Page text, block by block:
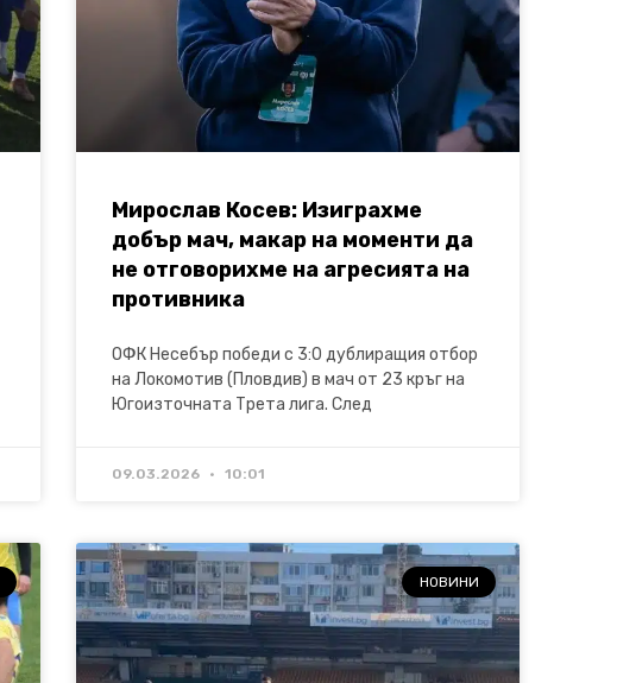
Мирослав Косев: Изиграхме
добър мач, макар на моменти да
не отговорихме на агресията на
противника
ОФК Несебър победи с 3:0 дублиращия отбор
на Локомотив (Пловдив) в мач от 23 кръг на
Югоизточната Трета лига. След
09.03.2026 10:01
НОВИНИ